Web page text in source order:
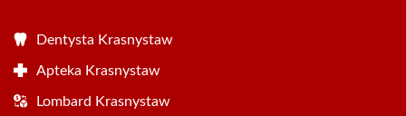
Dentysta Krasnystaw
Apteka Krasnystaw
Lombard Krasnystaw